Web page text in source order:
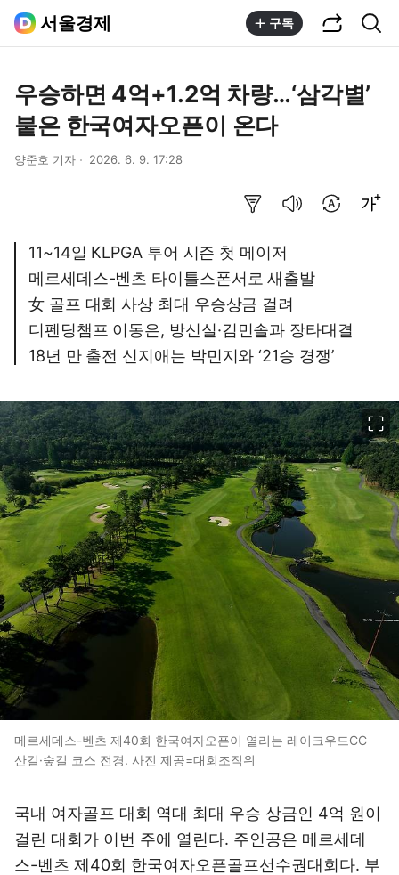
서울경제 구독
우승하면 4억+1.2억 차량…‘삼각별’
붙은 한국여자오픈이 온다
양준호 기자 2026. 6. 9. 17:28
11~14일 KLPGA 투어 시즌 첫 메이저
메르세데스-벤츠 타이틀스폰서로 새출발
女 골프 대회 사상 최대 우승상금 걸려
디펜딩챔프 이동은, 방신실·김민솔과 장타대결
18년 만 출전 신지애는 박민지와 ‘21승 경쟁’
메르세데스-벤츠 제40회 한국여자오픈이 열리는 레이크우드CC
산길·숲길 코스 전경. 사진 제공=대회조직위
국내 여자골프 대회 역대 최대 우승 상금인 4억 원이
걸린 대회가 이번 주에 열린다. 주인공은 메르세데
스-벤츠 제40회 한국여자오픈골프선수권대회다. 부